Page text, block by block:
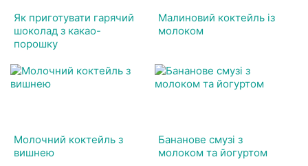
Як приготувати гарячий
шоколад з какао-
порошку
Малиновий коктейль із
молоком
Молочний коктейль з
вишнею
Бананове смузі з
молоком та йогуртом